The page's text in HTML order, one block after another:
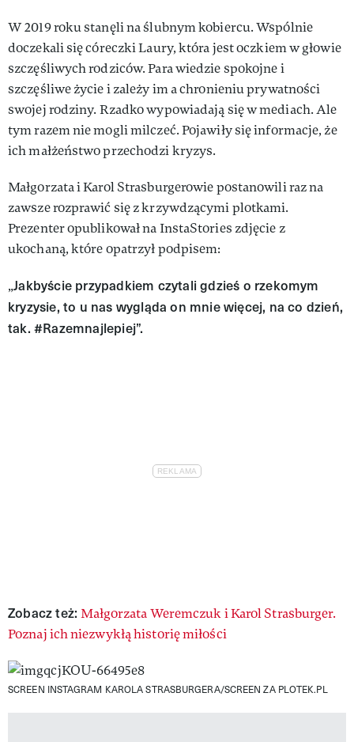
W 2019 roku stanęli na ślubnym kobiercu. Wspólnie
doczekali się córeczki Laury, która jest oczkiem w głowie
szczęśliwych rodziców. Para wiedzie spokojne i
szczęśliwe życie i zależy im a chronieniu prywatności
swojej rodziny. Rzadko wypowiadają się w mediach. Ale
tym razem nie mogli milczeć. Pojawiły się informacje, że
ich małżeństwo przechodzi kryzys.
Małgorzata i Karol Strasburgerowie postanowili raz na
zawsze rozprawić się z krzywdzącymi plotkami.
Prezenter opublikował na InstaStories zdjęcie z
ukochaną, które opatrzył podpisem:
„Jakbyście przypadkiem czytali gdzieś o rzekomym
kryzysie, to u nas wygląda on mnie więcej, na co dzień,
tak. #Razemnajlepiej”.
Zobacz też:Małgorzata Weremczuk i Karol Strasburger.
Poznaj ich niezwykłą historię miłości
SCREEN INSTAGRAM KAROLA STRASBURGERA/SCREEN ZA PLOTEK.PL